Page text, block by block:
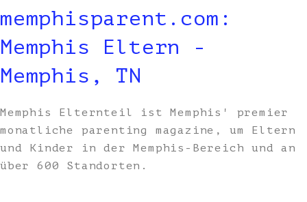
memphisparent.com:
Memphis Eltern -
Memphis, TN
Memphis Elternteil ist Memphis' premier
monatliche parenting magazine, um Eltern
und Kinder in der Memphis-Bereich und an
über 600 Standorten.